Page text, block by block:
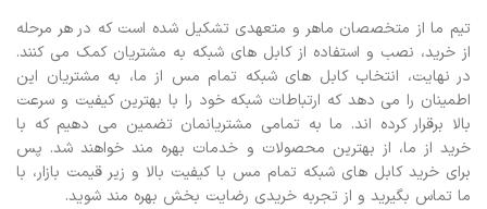
تیم ما از متخصصان ماهر و متعهدی تشکیل شده است که در هر مرحله
از خرید، نصب و استفاده از کابل های شبکه به مشتریان کمک می کنند.
در نهایت، انتخاب کابل های شبکه تمام مس از ما، به مشتریان این
اطمینان را می دهد که ارتباطات شبکه خود را با بهترین کیفیت و سرعت
بالا برقرار کرده اند. ما به تمامی مشتریانمان تضمین می دهیم که با
خرید از ما، از بهترین محصولات و خدمات بهره مند خواهند شد. پس
برای خرید کابل های شبکه تمام مس با کیفیت بالا و زیر قیمت بازار، با
ما تماس بگیرید و از تجربه خریدی رضایت بخش بهره مند شوید.